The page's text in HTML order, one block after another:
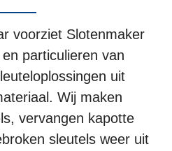
voorziet Slotenmaker
particulieren van
uit
Wij maken
vervangen kapotte
sleutels weer uit